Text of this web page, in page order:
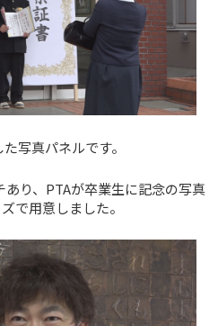
写真パネルです。
り、PTAが卒業生に記念の写真
で用意しました。